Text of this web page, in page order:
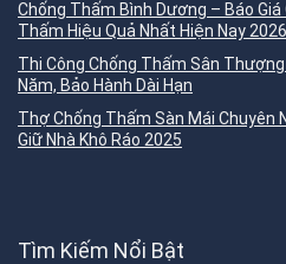
Chống Thấm Bình Dương – Báo
Thấm Hiệu Quả Nhất Hiện Nay 2026
Thi Công Chống Thấm Sân
Năm, Bảo Hành Dài Hạn
Thợ Chống Thấm Sàn Mái Chuyên
Giữ Nhà Khô Ráo 2025
Tìm Kiếm Nổi Bật